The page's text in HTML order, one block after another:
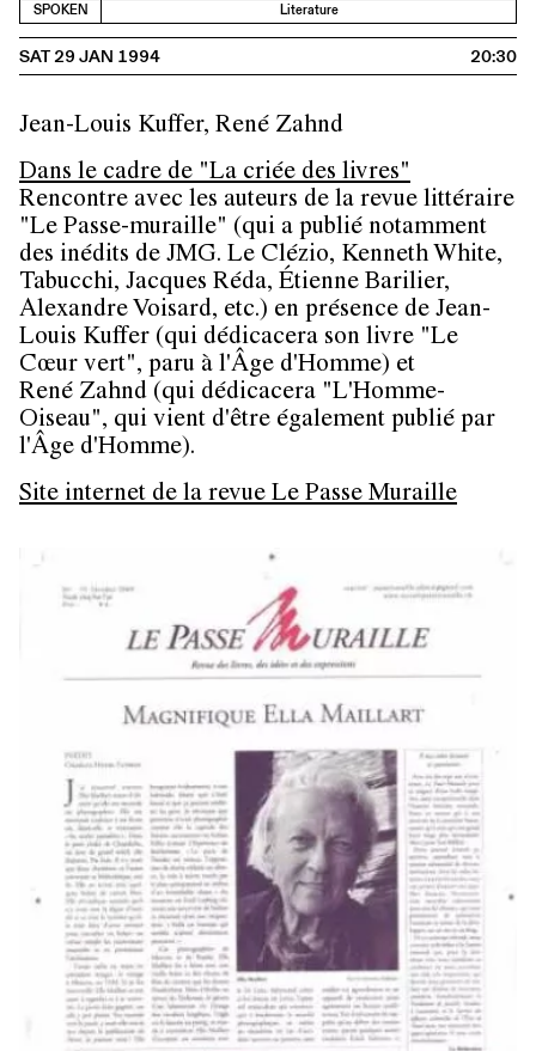
SPOKEN Literature
SAT 29 JAN 1994 20:30
Jean-Louis Kuffer, René Zahnd
Dans le cadre de "La criée des livres"
Rencontre avec les auteurs de la revue littéraire
"Le Passe-muraille" (qui a publié notamment
des inédits de JMG. Le Clézio, Kenneth White,
Tabucchi, Jacques Réda, Étienne Barilier,
Alexandre Voisard, etc.) en présence de Jean-
Louis Kuffer (qui dédicacera son livre "Le
Cœur vert", paru à l'Âge d'Homme) et
René Zahnd (qui dédicacera "L'Homme-
Oiseau", qui vient d'être également publié par
l'Âge d'Homme).
Site internet de la revue Le Passe Muraille